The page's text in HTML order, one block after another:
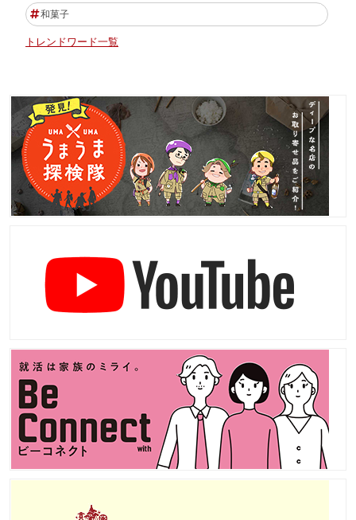
和菓子
トレンドワード一覧